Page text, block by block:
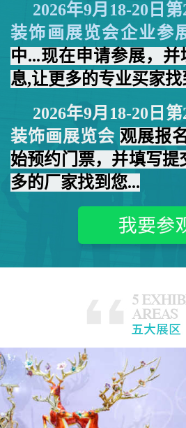
2026年9月18-20日
装饰画展览会企业参
中...现在申请参展，
息,让更多的专业买家找
2026年9月18-20日
装饰画展览会 观展报
始预约门票，并填写提
多的厂家找到您...